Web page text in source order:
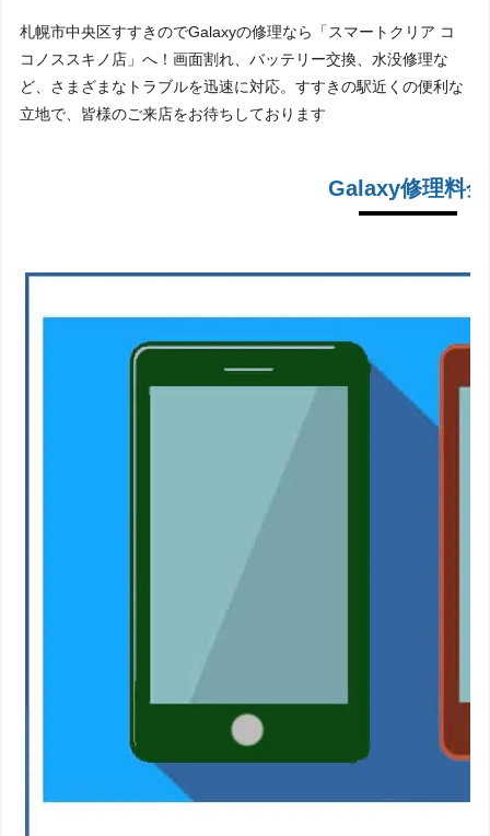
札幌市中央区すすきのでGalaxyの修理なら「スマートクリア コ
コノススキノ店」へ！画面割れ、バッテリー交換、水没修理な
ど、さまざまなトラブルを迅速に対応。すすきの駅近くの便利な
立地で、皆様のご来店をお待ちしております
Galaxy修理料金